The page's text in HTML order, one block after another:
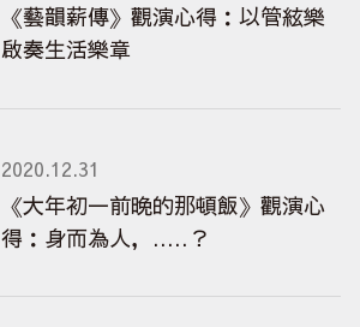
《藝韻薪傳》觀演心得：以管絃樂
啟奏生活樂章
2020.12.31
《大年初一前晚的那頓飯》觀演心
得：身而為人，.....？